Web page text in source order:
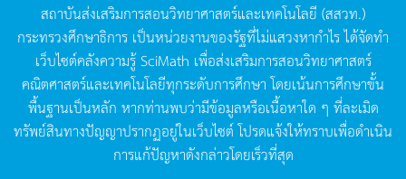
สถาบันส่งเสริมการสอนวิทยาศาสตร์และเทคโนโลยี (สสวท.)
กระทรวงศึกษาธิการ เป็นหน่วยงานของรัฐที่ไม่แสวงหากำไรได้จัดทำ
เว็บไซต์คลังความรู้SciMath เพื่อส่งเสริมการสอนวิทยาศาสตร์
คณิตศาสตร์และเทคโนโลยีทุกระดับการศึกษา โดยเน้นการศึกษาขั้น
พื้นฐานเป็นหลัก หากท่านพบว่ามีข้อมูลหรือเนื้อหาใด ๆ ที่ละเมิด
ทรัพย์สินทางปัญญาปรากฏอยู่ในเว็บไซต์โปรดแจ้งให้ทราบเพื่อดำเนิน
การแก้ปัญหาดังกล่าวโดยเร็วที่สุด